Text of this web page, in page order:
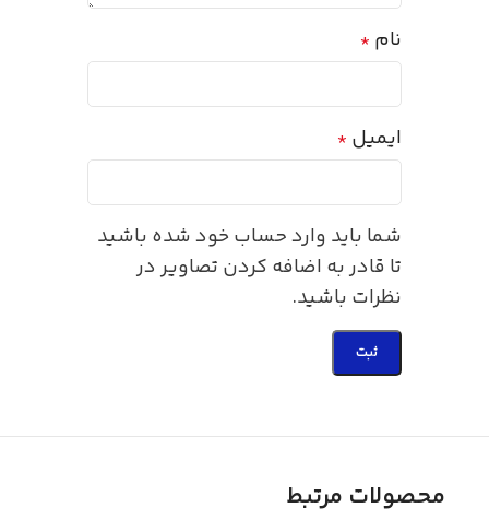
نام *
ایمیل *
شما باید وارد حساب خود شده باشید
تا قادر به اضافه کردن تصاویر در
نظرات باشید.
محصولات مرتبط